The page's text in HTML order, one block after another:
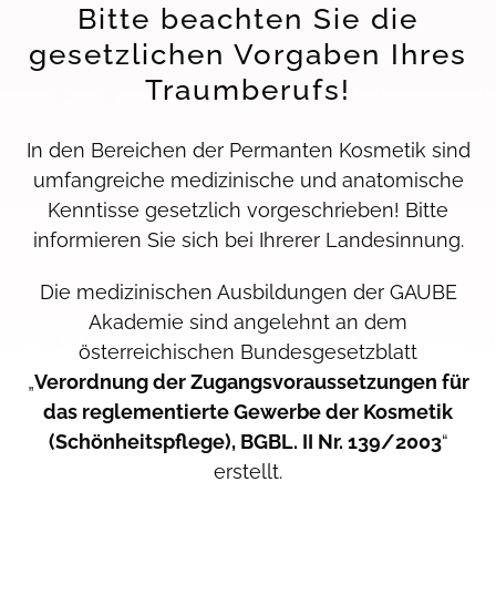
Bitte beachten Sie die
gesetzlichen Vorgaben Ihres
Traumberufs!
In den Bereichen der Permanten Kosmetik sind
umfangreiche medizinische und anatomische
Kenntisse gesetzlich vorgeschrieben! Bitte
informieren Sie sich bei Ihrerer Landesinnung.
Die medizinischen Ausbildungen der GAUBE
Akademie sind angelehnt an dem
österreichischen Bundesgesetzblatt
„Verordnung der Zugangsvoraussetzungen für
das reglementierte Gewerbe der Kosmetik
(Schönheitspflege), BGBL. II Nr. 139/2003“
erstellt.